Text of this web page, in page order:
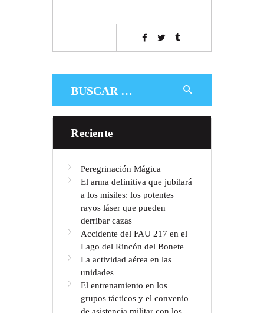
Buscar:
Reciente
Peregrinación Mágica
El arma definitiva que jubilará
a los misiles: los potentes
rayos láser que pueden
derribar cazas
Accidente del FAU 217 en el
Lago del Rincón del Bonete
La actividad aérea en las
unidades
El entrenamiento en los
grupos tácticos y el convenio